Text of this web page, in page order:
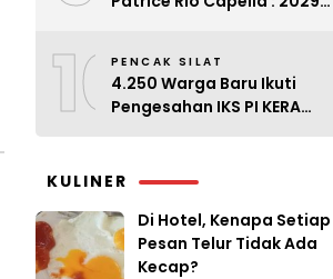
10PENCAK SILAT
4.250 Warga Baru Ikuti
Pengesahan IKS PI KERA
KULINER
Di Hotel, Kenapa Setiap
Pesan Telur Tidak Ada
Kecap?